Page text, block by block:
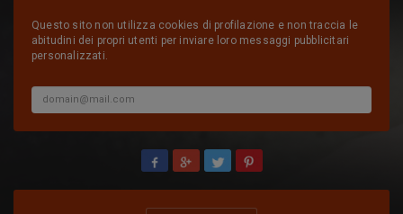
Questo sito non utilizza cookies di profilazione e non traccia le
abitudini dei propri utenti per inviare loro messaggi pubblicitari
personalizzati.